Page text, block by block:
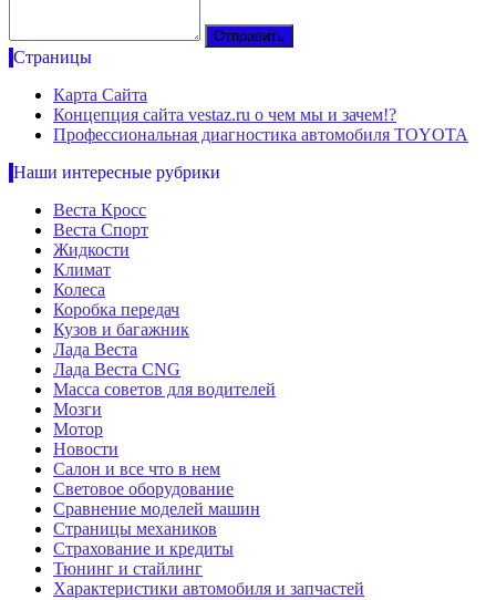
Страницы
Карта Сайта
Концепция сайта vestaz.ru о чем мы и зачем!?
Профессиональная диагностика автомобиля TOYOTA
Наши интересные рубрики
Веста Кросс
Веста Спорт
Жидкости
Климат
Колеса
Коробка передач
Кузов и багажник
Лада Веста
Лада Веста CNG
Масса советов для водителей
Мозги
Мотор
Новости
Салон и все что в нем
Световое оборудование
Сравнение моделей машин
Страницы механиков
Страхование и кредиты
Тюнинг и стайлинг
Характеристики автомобиля и запчастей